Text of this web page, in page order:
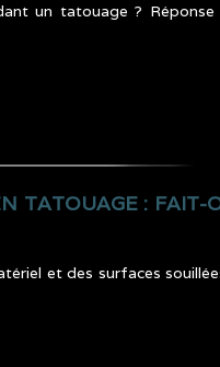
un tatouage ? Réponse
TATOUAGE : FAIT-
et des surfaces